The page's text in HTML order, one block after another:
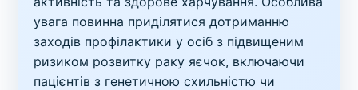
увага повинна приділятися дотриманню
заходів профілактики у осіб з підвищеним
ризиком розвитку раку яєчок, включаючи
пацієнтів з генетичною схильністю чи